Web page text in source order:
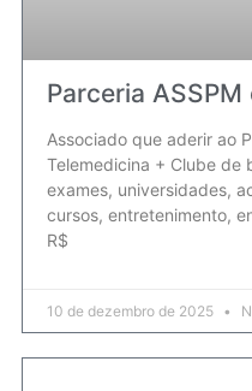
Parceria ASSPM
Associado que aderir ao
Telemedicina + Clube de
exames, universidades,
cursos, entretenimento,
R$
10 de dezembro de 2025